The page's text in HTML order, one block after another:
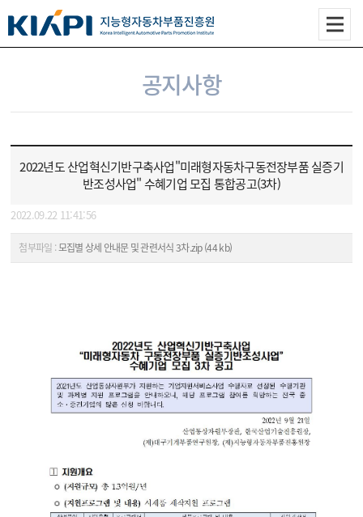
공지사항
2022년도 산업혁신기반구축사업"미래형자동차구동전장부품 실증기
반조성사업" 수혜기업 모집 통합공고(3차)
2022.09.22 11:41:56
첨부파일 :모집별 상세 안내문 및 관련서식 3차.zip (44 kb)